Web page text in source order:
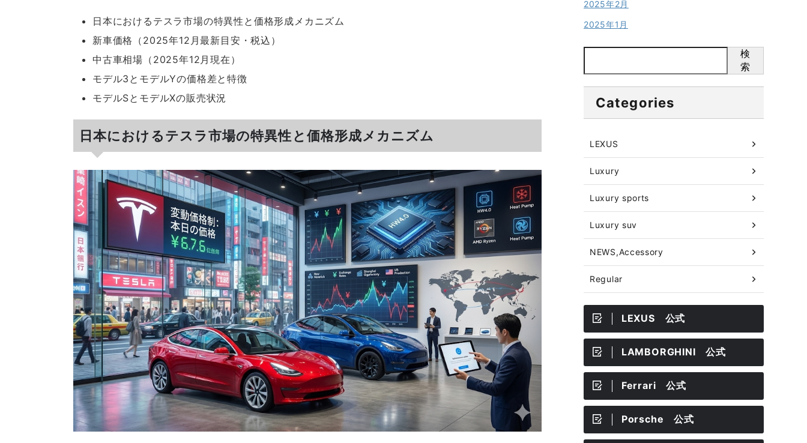
日本におけるテスラ市場の特異性と価格形成メカニズム
新車価格（2025年12月最新目安・税込）
中古車相場（2025年12月現在）
モデル3とモデルYの価格差と特徴
モデルSとモデルXの販売状況
日本におけるテスラ市場の特異性と価格形成メカニズム
2025年2月
2025年1月
検
索
Categories
LEXUS
Luxury
Luxury sports
Luxury suv
NEWS,Accessory
Regular
LEXUS 公式
LAMBORGHINI 公式
Ferrari 公式
Porsche 公式